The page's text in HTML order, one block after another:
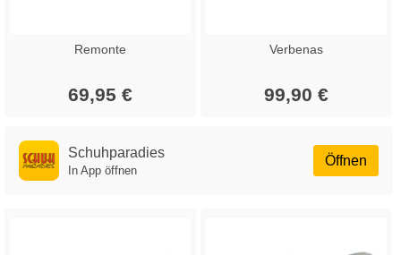
Remonte
69,95 €
Verbenas
99,90 €
Öffnen
Schuhparadies
In App öffnen